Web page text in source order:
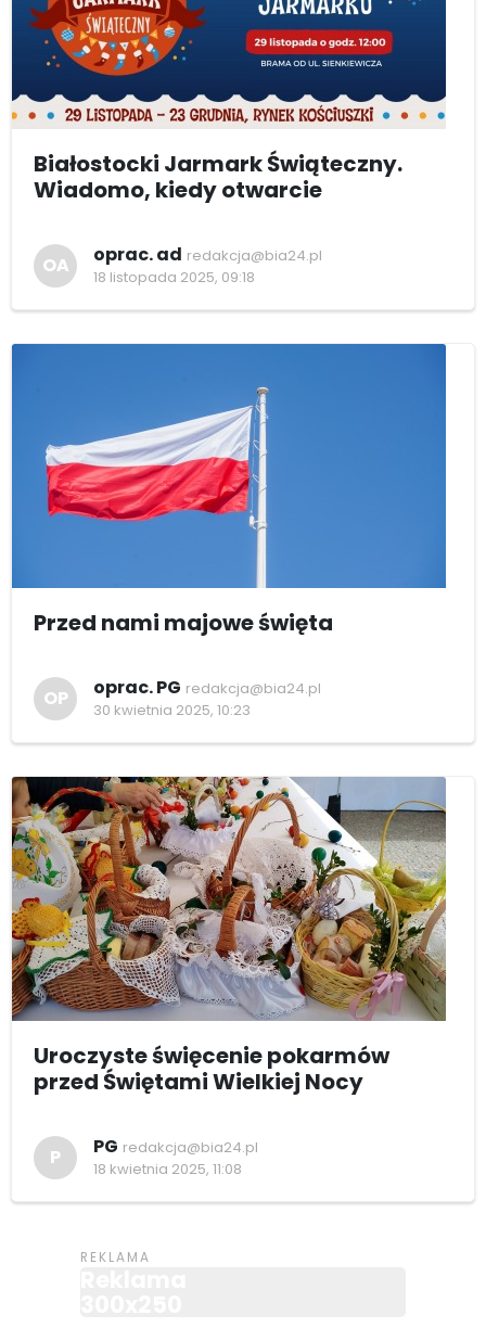
Białostocki Jarmark Świąteczny.
Wiadomo, kiedy otwarcie
OA oprac. ad redakcja@bia24.pl
18 listopada 2025, 09:18
Przed nami majowe święta
OP oprac. PG redakcja@bia24.pl
30 kwietnia 2025, 10:23
Uroczyste święcenie pokarmów
przed Świętami Wielkiej Nocy
P PG redakcja@bia24.pl
18 kwietnia 2025, 11:08